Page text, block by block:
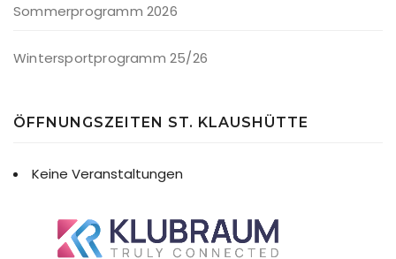
Sommerprogramm 2026
Wintersportprogramm 25/26
ÖFFNUNGSZEITEN ST. KLAUSHÜTTE
Keine Veranstaltungen